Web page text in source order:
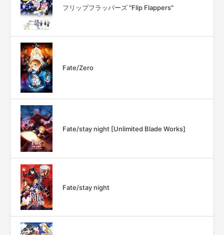
フリップフラッパーズ "Flip Flappers"
Fate/Zero
Fate/stay night [Unlimited Blade Works]
Fate/stay night